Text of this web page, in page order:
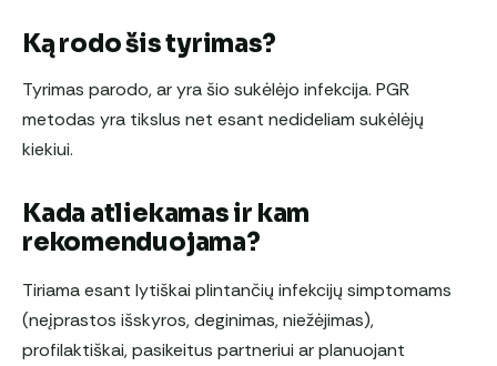
Ką rodo šis tyrimas?
Tyrimas parodo, ar yra šio sukėlėjo infekcija. PGR
metodas yra tikslus net esant nedideliam sukėlėjų
kiekiui.
Kada atliekamas ir kam
rekomenduojama?
Tiriama esant lytiškai plintančių infekcijų simptomams
(neįprastos išskyros, deginimas, niežėjimas),
profilaktiškai, pasikeitus partneriui ar planuojant